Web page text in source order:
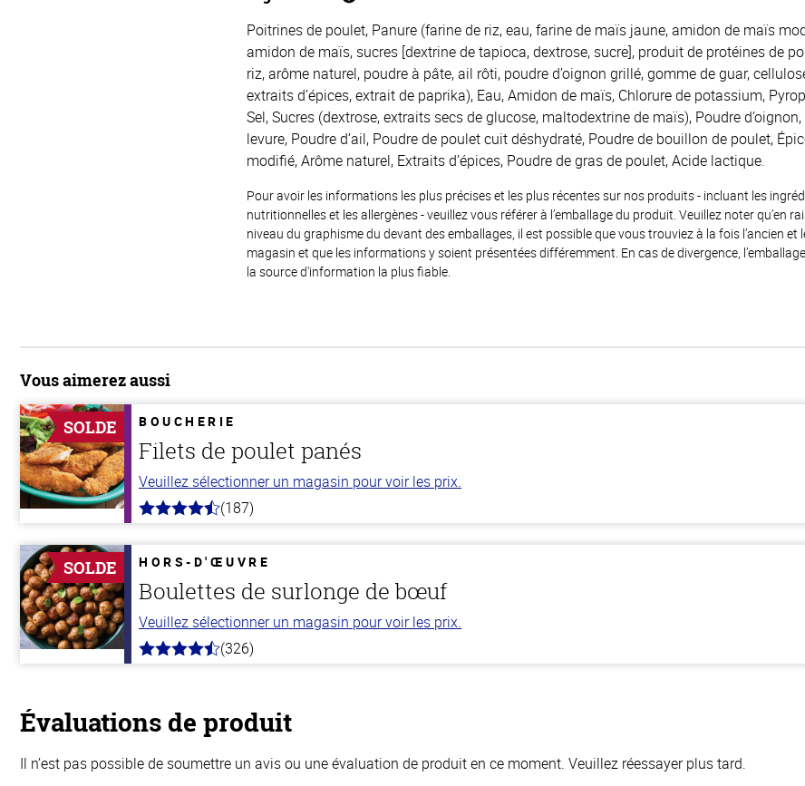
Poitrines de poulet, Panure (farine de riz, eau, farine de maïs jaune, amidon de maïs
amidon de maïs, sucres [dextrine de tapioca, dextrose, sucre], produit de protéines de
riz, arôme naturel, poudre à pâte, ail rôti, poudre d’oignon grillé, gomme de guar,
extraits d’épices, extrait de paprika), Eau, Amidon de maïs, Chlorure de potassium,
Sel, Sucres (dextrose, extraits secs de glucose, maltodextrine de maïs), Poudre
levure, Poudre d’ail, Poudre de poulet cuit déshydraté, Poudre de bouillon de poulet,
modifié, Arôme naturel, Extraits d’épices, Poudre de gras de poulet, Acide lactique.
Pour avoir les informations les plus précises et les plus récentes sur nos produits - incluant les
nutritionnelles et les allergènes - veuillez vous référer à l’emballage du produit. Veuillez noter qu’en
niveau du graphisme du devant des emballages, il est possible que vous trouviez à la fois l’ancien et
magasin et que les informations y soient présentées différemment. En cas de divergence,
la source d'information la plus fiable.
Vous aimerez aussi
SOLDE BOUCHERIE
Filets de poulet panés
Veuillez sélectionner un magasin pour voir les prix.
4.5
5
stars
(187)
SOLDE HORS-D'ŒUVRE
Boulettes de surlonge de bœuf
Veuillez sélectionner un magasin pour voir les prix.
4.6
stars
(326)
Évaluations de produit
Il n’est pas possible de soumettre un avis ou une évaluation de produit en ce moment. Veuillez réessayer plus tard.